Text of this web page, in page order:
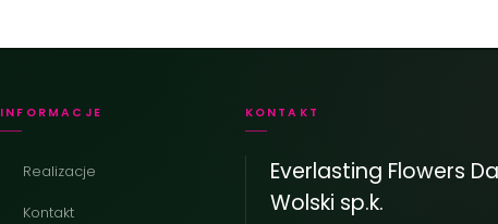
INFORMACJE
Realizacje
Kontakt
KONTAKT
Everlasting Flowers
Wolski sp.k.